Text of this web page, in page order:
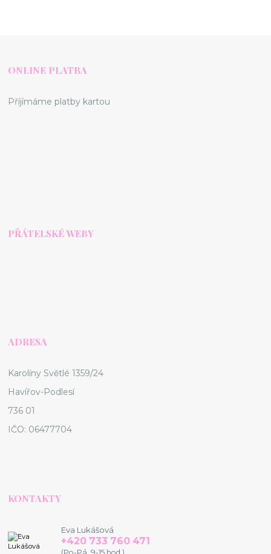
ONLINE PLATBA
Příjímáme platby kartou
PŘÁTELSKÉ WEBY
ADRESA
Karolíny Světlé 1359/24
Havířov-Podlesí
736 01
IČO: 06477704
KONTAKTY
Eva Lukášová
+420 733 760 471